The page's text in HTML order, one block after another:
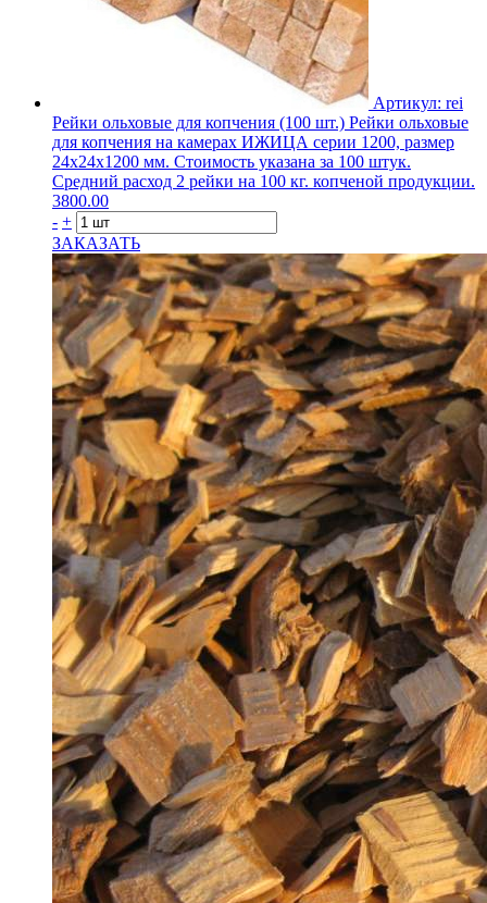
Артикул: rei
Рейки ольховые для копчения (100 шт.) Рейки ольховые
для копчения на камерах ИЖИЦА серии 1200, размер
24х24х1200 мм. Стоимость указана за 100 штук.
Средний расход 2 рейки на 100 кг. копченой продукции.
3800.00
- +
ЗАКАЗАТЬ